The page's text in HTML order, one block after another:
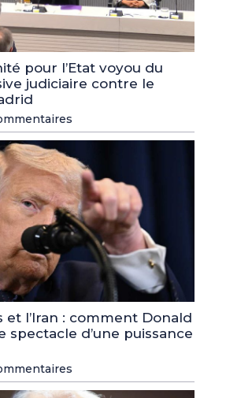
pour l’Etat voyou du
judiciaire contre le
et l’Iran : comment Donald
spectacle d’une puissance